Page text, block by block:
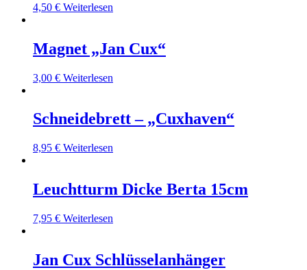
4,50 € Weiterlesen
Magnet „Jan Cux“
3,00 € Weiterlesen
Schneidebrett – „Cuxhaven“
8,95 € Weiterlesen
Leuchtturm Dicke Berta 15cm
7,95 € Weiterlesen
Jan Cux Schlüsselanhänger